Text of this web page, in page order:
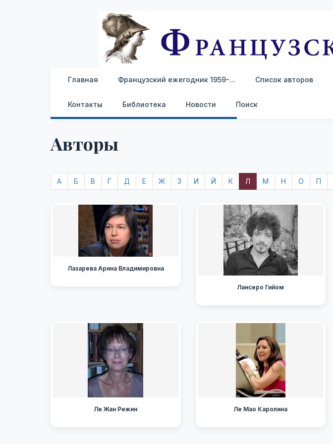
Главная Французский ежегодник 1959-... Список авторов
Контакты Библиотека Новости Поиск
Авторы
А Б В Г Д Е Ж З И Й К Л М Н О П
Лазарева Арина Владимировна
Лансеро Гийом
Ле Жан Режин Ле Мао Каролина